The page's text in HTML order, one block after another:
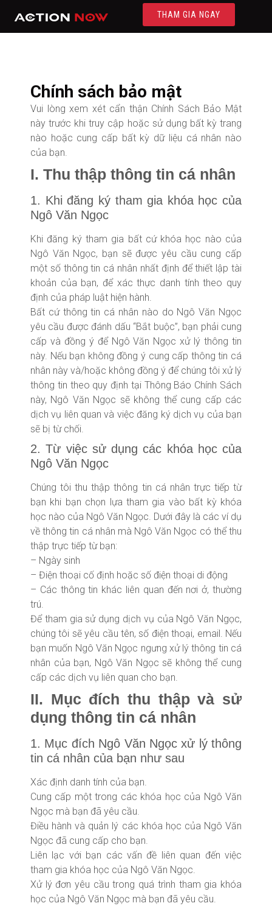
THAM GIA NGAY
Chính sách bảo mật
Vui lòng xem xét cẩn thận Chính Sách Bảo Mật
này trước khi truy cập hoặc sử dụng bất kỳ trang
nào hoặc cung cấp bất kỳ dữ liệu cá nhân nào
của bạn.
I. Thu thập thông tin cá nhân
1. Khi đăng ký tham gia khóa học của
Ngô Văn Ngọc
Khi đăng ký tham gia bất cứ khóa học nào của
Ngô Văn Ngọc, bạn sẽ được yêu cầu cung cấp
một số thông tin cá nhân nhất định để thiết lập tài
khoản của bạn, để xác thực danh tính theo quy
định của pháp luật hiện hành.
Bất cứ thông tin cá nhân nào do Ngô Văn Ngọc
yêu cầu được đánh dấu “Bắt buộc”, bạn phải cung
cấp và đồng ý để Ngô Văn Ngọc xử lý thông tin
này. Nếu bạn không đồng ý cung cấp thông tin cá
nhân này và/hoặc không đồng ý để chúng tôi xử lý
thông tin theo quy định tại Thông Báo Chính Sách
này, Ngô Văn Ngọc sẽ không thể cung cấp các
dịch vụ liên quan và việc đăng ký dịch vụ của bạn
sẽ bị từ chối.
2. Từ việc sử dụng các khóa học của
Ngô Văn Ngọc
Chúng tôi thu thập thông tin cá nhân trực tiếp từ
bạn khi bạn chọn lựa tham gia vào bất kỳ khóa
học nào của Ngô Văn Ngọc. Dưới đây là các ví dụ
về thông tin cá nhân mà Ngô Văn Ngọc có thể thu
thập trực tiếp từ bạn:
– Ngày sinh
– Điện thoại cố định hoặc số điện thoại di động
– Các thông tin khác liên quan đến nơi ở, thường
trú.
Để tham gia sử dụng dịch vụ của Ngô Văn Ngọc,
chúng tôi sẽ yêu cầu tên, số điện thoại, email. Nếu
bạn muốn Ngô Văn Ngọc ngưng xử lý thông tin cá
nhân của bạn, Ngô Văn Ngọc sẽ không thể cung
cấp các dịch vụ liên quan cho bạn.
II. Mục đích thu thập và sử
dụng thông tin cá nhân
1. Mục đích Ngô Văn Ngọc xử lý thông
tin cá nhân của bạn như sau
Xác định danh tính của bạn.
Cung cấp một trong các khóa học của Ngô Văn
Ngọc mà bạn đã yêu cầu.
Điều hành và quản lý các khóa học của Ngô Văn
Ngọc đã cung cấp cho bạn.
Liên lạc với bạn các vấn đề liên quan đến việc
tham gia khóa học của Ngô Văn Ngọc.
Xử lý đơn yêu cầu trong quá trình tham gia khóa
học của Ngô Văn Ngọc mà bạn đã yêu cầu.